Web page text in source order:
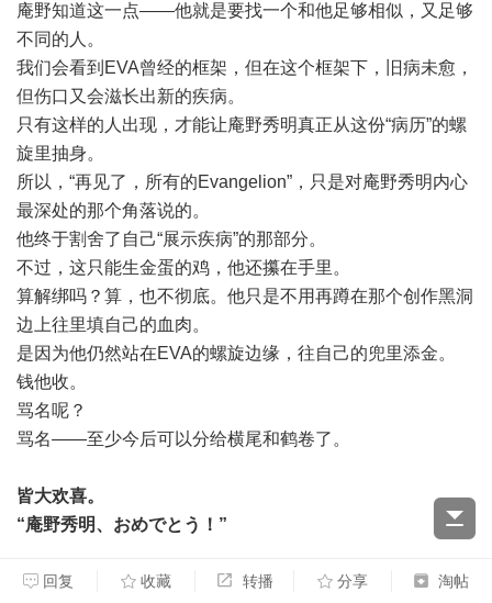
庵野知道这一点——他就是要找一个和他足够相似，又足够
不同的人。
我们会看到EVA曾经的框架，但在这个框架下，旧病未愈，
但伤口又会滋长出新的疾病。
只有这样的人出现，才能让庵野秀明真正从这份“病历”的螺
旋里抽身。
所以，“再见了，所有的Evangelion”，只是对庵野秀明内心
最深处的那个角落说的。
他终于割舍了自己“展示疾病”的那部分。
不过，这只能生金蛋的鸡，他还攥在手里。
算解绑吗？算，也不彻底。他只是不用再蹲在那个创作黑洞
边上往里填自己的血肉。
是因为他仍然站在EVA的螺旋边缘，往自己的兜里添金。
钱他收。
骂名呢？
骂名——至少今后可以分给横尾和鹤卷了。
皆大欢喜。
“庵野秀明、おめでとう！”
追笔——2026年的当下，为什么我还要写？
回复 收藏 转播 分享 淘帖